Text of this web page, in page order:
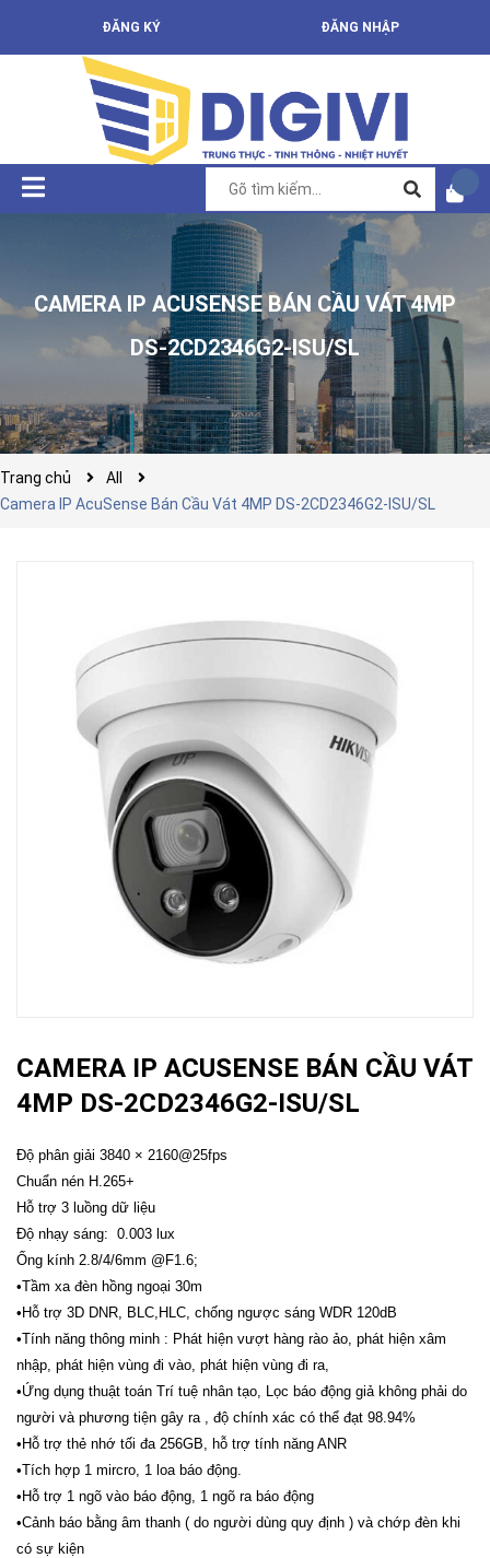
ĐĂNG KÝ ĐĂNG NHẬP
CAMERA IP ACUSENSE BÁN CẦU VÁT 4MP
DS-2CD2346G2-ISU/SL
Trang chủ
All
Camera IP AcuSense Bán Cầu Vát 4MP DS-2CD2346G2-ISU/SL
CAMERA IP ACUSENSE BÁN CẦU VÁT
4MP DS-2CD2346G2-ISU/SL
Độ phân giải 3840 × 2160@25fps
Chuẩn nén H.265+
Hỗ trợ 3 luồng dữ liệu
Độ nhạy sáng: 0.003 lux
Ống kính 2.8/4/6mm @F1.6;
•Tầm xa đèn hồng ngoại 30m
•Hỗ trợ 3D DNR, BLC,HLC, chống ngược sáng WDR 120dB
•Tính năng thông minh : Phát hiện vượt hàng rào ảo, phát hiện xâm
nhập, phát hiện vùng đi vào, phát hiện vùng đi ra,
•Ứng dụng thuật toán Trí tuệ nhân tạo, Lọc báo động giả không phải do
người và phương tiện gây ra , độ chính xác có thể đạt 98.94%
•Hỗ trợ thẻ nhớ tối đa 256GB, hỗ trợ tính năng ANR
•Tích hợp 1 mircro, 1 loa báo động.
•Hỗ trợ 1 ngõ vào báo động, 1 ngõ ra báo động
•Cảnh báo bằng âm thanh ( do người dùng quy định ) và chớp đèn khi
có sự kiện